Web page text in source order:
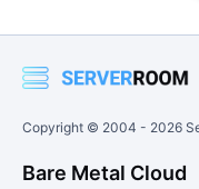
Copyright © 2004 - 2026
Bare Metal Cloud